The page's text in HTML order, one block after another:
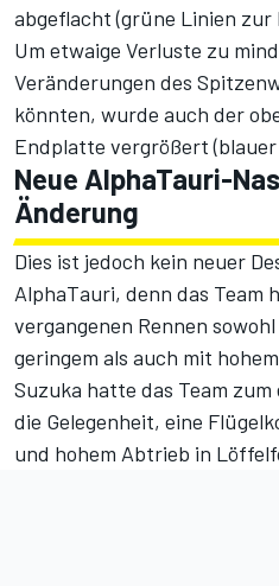
abgeflacht (grüne Linien zur
Um etwaige Verluste zu
Veränderungen des
könnten, wurde auch der
Endplatte vergrößert (blauer
Neue AlphaTauri-
Änderung
Dies ist jedoch kein neuer
AlphaTauri, denn das Team
vergangenen Rennen
geringem als auch mit
Suzuka hatte das Team
die Gelegenheit, eine
und hohem Abtrieb in